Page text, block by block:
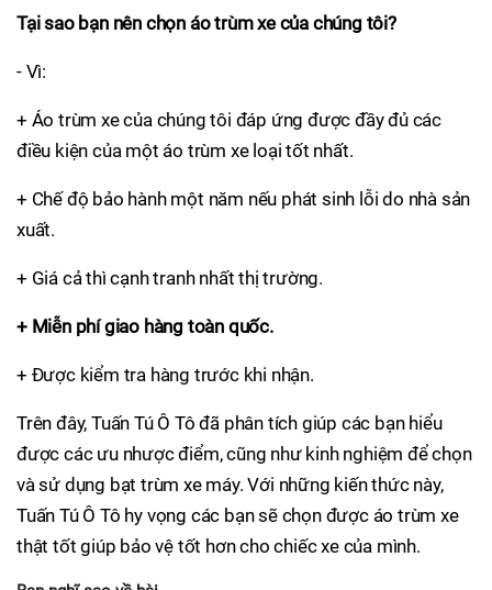
Tại sao bạn nên chọn áo trùm xe của chúng tôi?
- Vì:
+ Áo trùm xe của chúng tôi đáp ứng được đầy đủ các
điều kiện của một áo trùm xe loại tốt nhất.
+ Chế độ bảo hành một năm nếu phát sinh lỗi do nhà sản
xuất.
+ Giá cả thì cạnh tranh nhất thị trường.
+Miễn phí giao hàng toàn quốc.
+ Được kiểm tra hàng trước khi nhận.
Trên đây, Tuấn Tú Ô Tô đã phân tích giúp các bạn hiểu
được các ưu nhược điểm, cũng như kinh nghiệm để chọn
và sử dụng bạt trùm xe máy. Với những kiến thức này,
Tuấn Tú Ô Tô hy vọng các bạn sẽ chọn được áo trùm xe
thật tốt giúp bảo vệ tốt hơn cho chiếc xe của mình.